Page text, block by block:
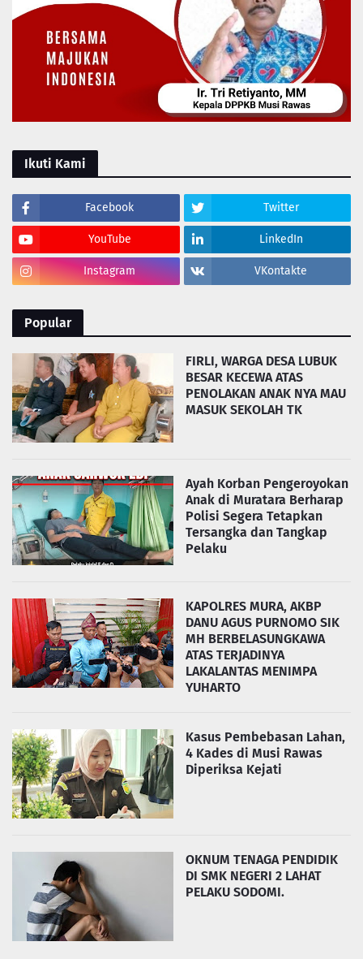
Ikuti Kami
Facebook Twitter
YouTube LinkedIn
Instagram VKontakte
Popular
FIRLI, WARGA DESA LUBUK
BESAR KECEWA ATAS
PENOLAKAN ANAK NYA MAU
MASUK SEKOLAH TK
Ayah Korban Pengeroyokan
Anak di Muratara Berharap
Polisi Segera Tetapkan
Tersangka dan Tangkap
Pelaku
KAPOLRES MURA, AKBP
DANU AGUS PURNOMO SIK
MH BERBELASUNGKAWA
ATAS TERJADINYA
LAKALANTAS MENIMPA
YUHARTO
Kasus Pembebasan Lahan,
4 Kades di Musi Rawas
Diperiksa Kejati
OKNUM TENAGA PENDIDIK
DI SMK NEGERI 2 LAHAT
PELAKU SODOMI.